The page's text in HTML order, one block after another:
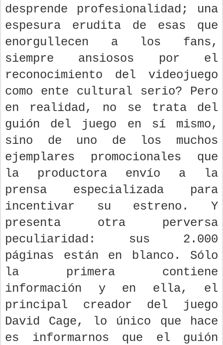
desprende profesionalidad; una
espesura erudita de esas que
enorgullecen a los fans,
siempre ansiosos por el
reconocimiento del videojuego
como ente cultural serio? Pero
en realidad, no se trata del
guión del juego en sí mismo,
sino de uno de los muchos
ejemplares promocionales que
la productora envío a la
prensa especializada para
incentivar su estreno. Y
presenta otra perversa
peculiaridad: sus 2.000
páginas están en blanco. Sólo
la primera contiene
información y en ella, el
principal creador del juego
David Cage, lo único que hace
es informarnos que el guión